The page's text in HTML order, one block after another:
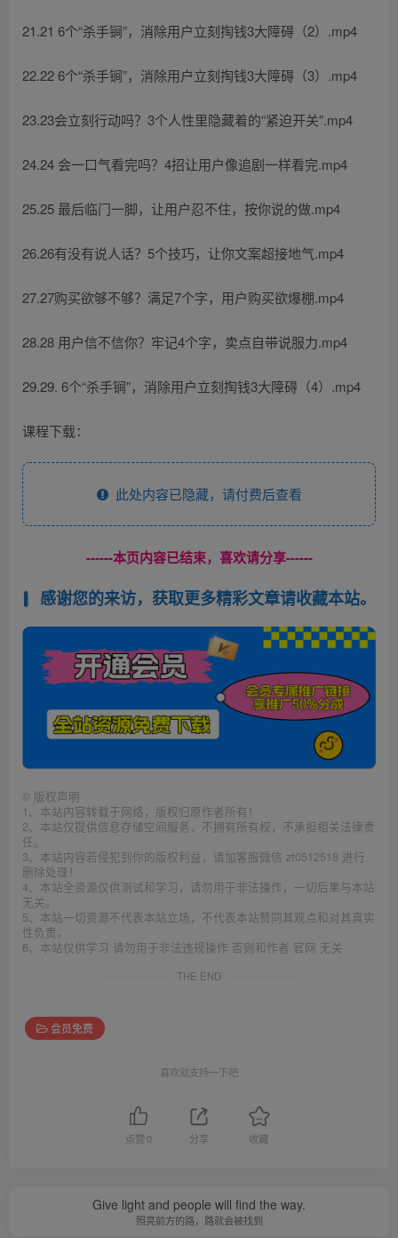
21.21 6个“杀手锏”，消除用户立刻掏钱3大障碍（2）.mp4
22.22 6个“杀手锏”，消除用户立刻掏钱3大障碍（3）.mp4
23.23会立刻行动吗？3个人性里隐藏着的“紧迫开关”.mp4
24.24 会一口气看完吗？4招让用户像追剧一样看完.mp4
25.25 最后临门一脚，让用户忍不住，按你说的做.mp4
26.26有没有说人话？5个技巧，让你文案超接地气.mp4
27.27购买欲够不够？满足7个字，用户购买欲爆棚.mp4
28.28 用户信不信你？牢记4个字，卖点自带说服力.mp4
29.29. 6个“杀手锏”，消除用户立刻掏钱3大障碍（4）.mp4
课程下载：
此处内容已隐藏，请付费后查看
------本页内容已结束，喜欢请分享------
感谢您的来访，获取更多精彩文章请收藏本站。
© 版权声明
1、本站内容转载于网络，版权归原作者所有！
2、本站仅提供信息存储空间服务，不拥有所有权，不承担相关法律责
任。
3、本站内容若侵犯到你的版权利益，请加客服微信 zt0512518 进行
删除处理！
4、本站全资源仅供测试和学习，请勿用于非法操作，一切后果与本站
无关。
5、本站一切资源不代表本站立场，不代表本站赞同其观点和对其真实
性负责。
6、本站仅供学习 请勿用于非法违规操作 否则和作者 官网 无关
THE END
会员免费
喜欢就支持一下吧
点赞0 分享 收藏
Give light and people will find the way.
照亮前方的路，路就会被找到